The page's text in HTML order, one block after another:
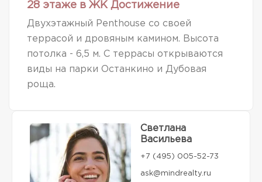
28 этаже в ЖК Достижение
Двухэтажный Penthouse со своей
террасой и дровяным камином. Высота
потолка - 6,5 м. С террасы открываются
виды на парки Останкино и Дубовая
роща.
Светлана
Васильева
+7 (495) 005-52-73
ask@mindrealty.ru